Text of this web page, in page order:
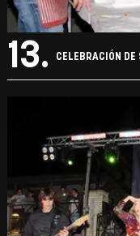
13. CELEBRACIÓN DE